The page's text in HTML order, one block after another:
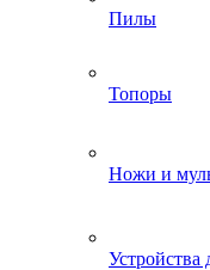
Пилы
Топоры
Ножи и
Устройства